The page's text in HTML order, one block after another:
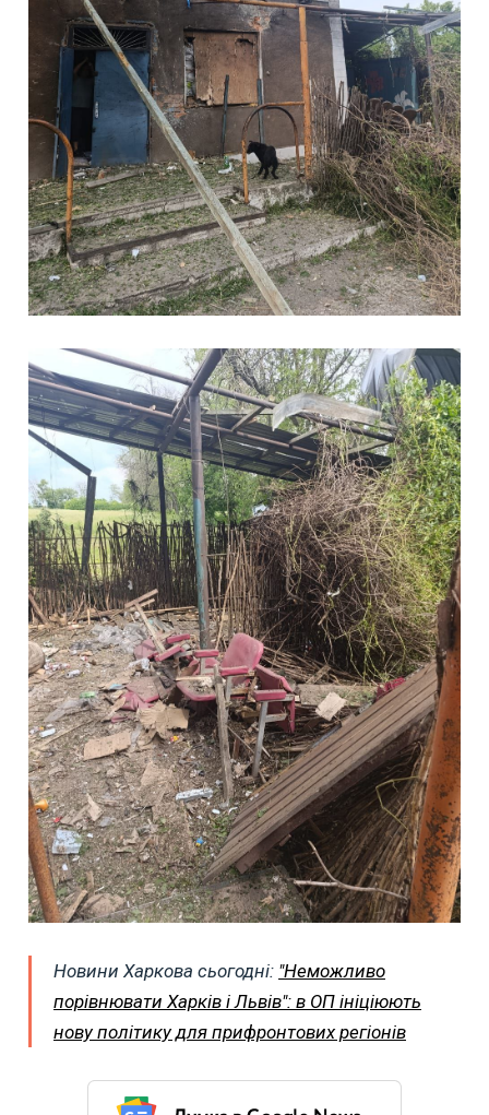
Новини Харкова сьогодні: "Неможливо
порівнювати Харків і Львів": в ОП ініціюють
нову політику для прифронтових регіонів